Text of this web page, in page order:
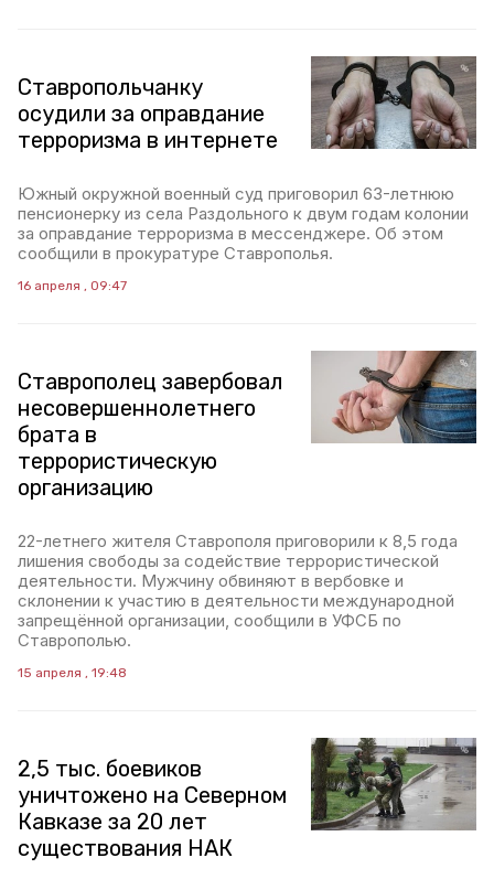
Ставропольчанку
осудили за оправдание
терроризма в интернете
Южный окружной военный суд приговорил 63-летнюю
пенсионерку из села Раздольного к двум годам колонии
за оправдание терроризма в мессенджере. Об этом
сообщили в прокуратуре Ставрополья.
16 апреля , 09:47
Ставрополец завербовал
несовершеннолетнего
брата в
террористическую
организацию
22-летнего жителя Ставрополя приговорили к 8,5 года
лишения свободы за содействие террористической
деятельности. Мужчину обвиняют в вербовке и
склонении к участию в деятельности международной
запрещённой организации, сообщили в УФСБ по
Ставрополью.
15 апреля , 19:48
2,5 тыс. боевиков
уничтожено на Северном
Кавказе за 20 лет
существования НАК